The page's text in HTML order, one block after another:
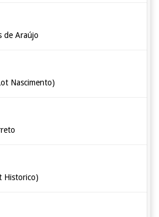
de Araújo
Nascimento)
Historico)